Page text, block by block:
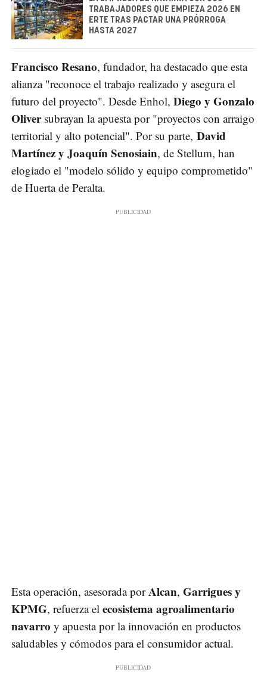
TRABAJADORES QUE EMPIEZA 2026 EN
ERTE TRAS PACTAR UNA PRÓRROGA
HASTA 2027
Francisco Resano, fundador, ha destacado que esta
alianza "reconoce el trabajo realizado y asegura el
futuro del proyecto". Desde Enhol, Diego y Gonzalo
Oliversubrayan la apuesta por "proyectos con arraigo
territorial y alto potencial". Por su parte, David
Martínez y Joaquín Senosiain, de Stellum, han
elogiado el "modelo sólido y equipo comprometido"
de Huerta de Peralta.
Esta operación, asesorada porAlcan, Garrigues y
KPMG, refuerza el ecosistema agroalimentario
navarro y apuesta por la innovación en productos
saludables y cómodos para el consumidor actual.